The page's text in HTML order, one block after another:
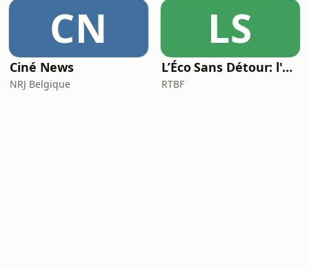
CN
Ciné News
NRJ Belgique
LS
L’Éco Sans Détour: l'actualité économique
RTBF